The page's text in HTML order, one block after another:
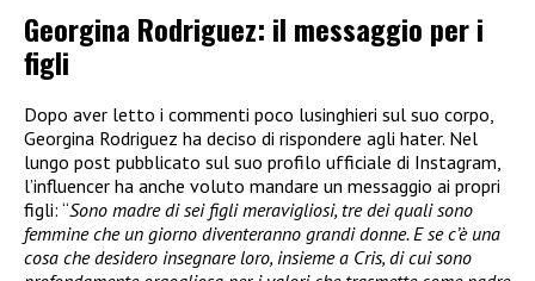
Georgina Rodriguez: il messaggio per i
figli
Dopo aver letto i commenti poco lusinghieri sul suo corpo,
Georgina Rodriguez ha deciso di rispondere agli hater. Nel
lungo post pubblicato sul suo profilo ufficiale di Instagram,
l’influencer ha anche voluto mandare un messaggio ai propri
figli: “Sono madre di sei figli meravigliosi, tre dei quali sono
femmine che un giorno diventeranno grandi donne. E se c’è una
cosa che desidero insegnare loro, insieme a Cris, di cui sono